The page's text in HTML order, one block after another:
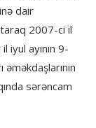
dair
2007-ci il
ayının 9-
sərəncam